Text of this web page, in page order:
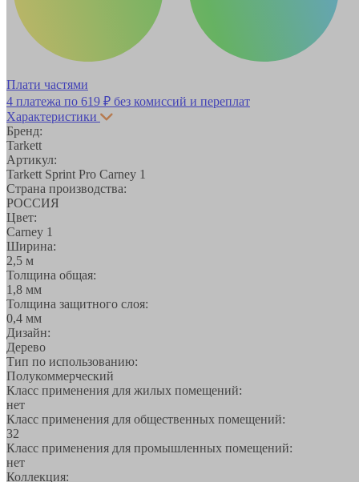
Плати частями
4 платежа по 619 ₽ без комиссий и переплат
Характеристики
Бренд:
Tarkett
Артикул:
Tarkett Sprint Pro Carney 1
Страна производства:
РОССИЯ
Цвет:
Carney 1
Ширина:
2,5 м
Толщина общая:
1,8 мм
Толщина защитного слоя:
0,4 мм
Дизайн:
Дерево
Тип по использованию:
Полукоммерческий
Класс применения для жилых помещений:
нет
Класс применения для общественных помещений:
32
Класс применения для промышленных помещений:
нет
Коллекция: